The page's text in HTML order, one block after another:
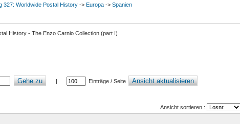
327: Worldwide Postal History -> Europa -> Spanien
History - The Enzo Carnio Collection (part I)
Gehe zu | Einträge / Seite Ansicht aktualisieren
Ansicht sortieren :